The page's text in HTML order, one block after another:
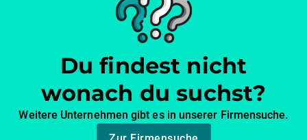
Du findest nicht
wonach du suchst?
Weitere Unternehmen gibt es in unserer Firmensuche.